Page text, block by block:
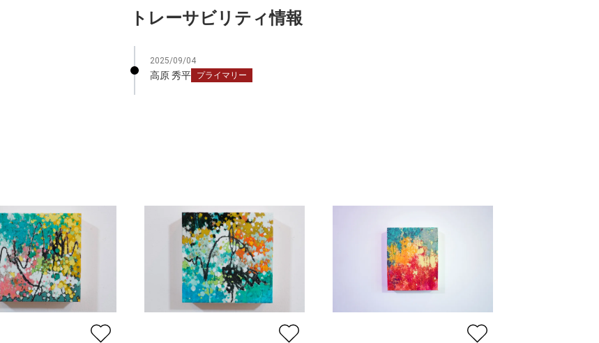
トレーサビリティ情報
2025/09/04
高原 秀平 プライマリー